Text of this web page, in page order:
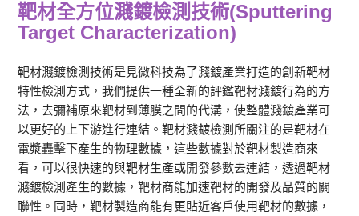
靶材全方位濺鍍檢測技術(Sputtering
Target Characterization)
靶材濺鍍檢測技術是見微科技為了濺鍍產業打造的創新靶材
特性檢測方式，我們提供一種全新的評鑑靶材濺鍍行為的方
法，去彌補原來靶材到薄膜之間的代溝，使整體濺鍍產業可
以更好的上下游進行連結。靶材濺鍍檢測所關注的是靶材在
電漿轟擊下產生的物理數據，這些數據對於靶材製造商來
看，可以很快速的與靶材生產或開發參數去連結，透過靶材
濺鍍檢測產生的數據，靶材商能加速靶材的開發及品質的關
聯性。同時，靶材製造商能有更貼近客戶使用靶材的數據，